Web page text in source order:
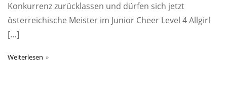
Konkurrenz zurücklassen und dürfen sich jetzt
österreichische Meister im Junior Cheer Level 4 Allgirl
[…]
Weiterlesen